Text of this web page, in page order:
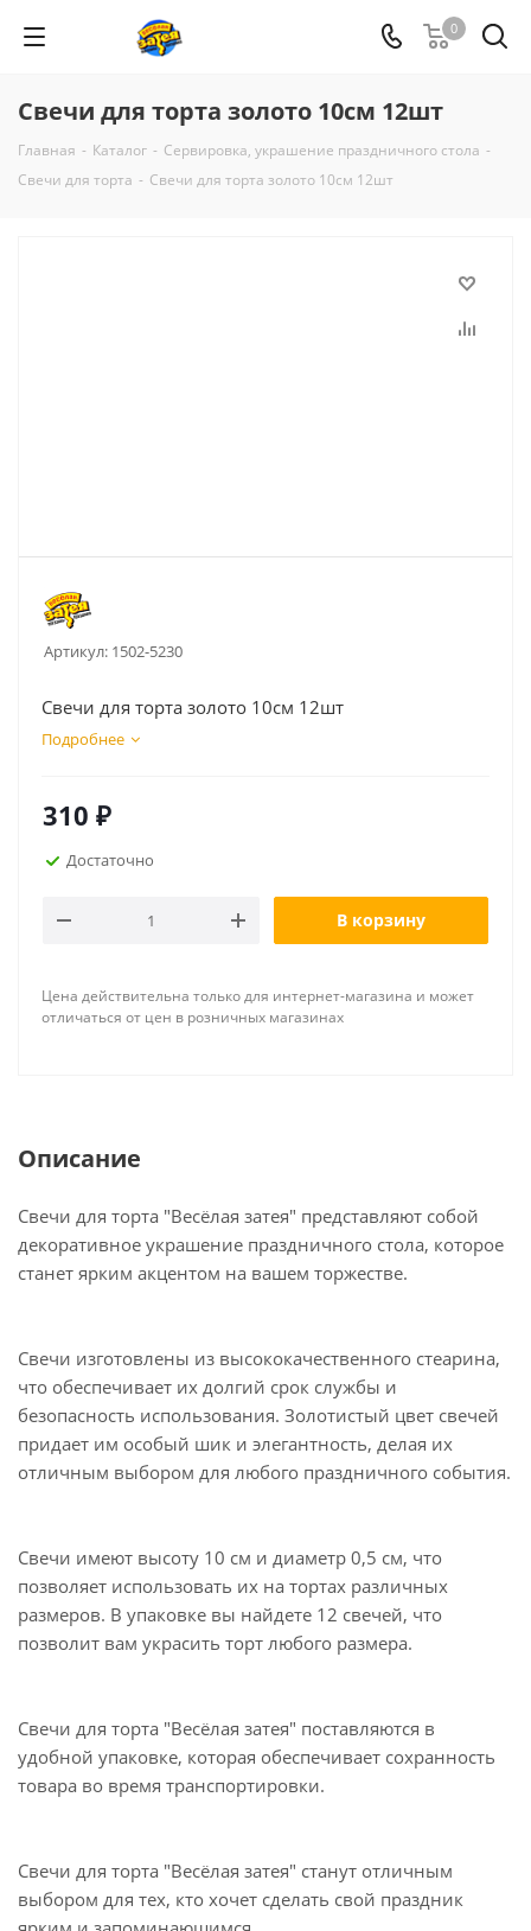
0
Свечи для торта золото 10см 12шт
Главная - Каталог - Сервировка, украшение праздничного стола -
Свечи для торта - Свечи для торта золото 10см 12шт
Артикул: 1502-5230
Свечи для торта золото 10см 12шт
Подробнее
310 ₽
Достаточно
В корзину
Цена действительна только для интернет-магазина и может
отличаться от цен в розничных магазинах
Описание
Свечи для торта "Весёлая затея" представляют собой
декоративное украшение праздничного стола, которое
станет ярким акцентом на вашем торжестве.
Свечи изготовлены из высококачественного стеарина,
что обеспечивает их долгий срок службы и
безопасность использования. Золотистый цвет свечей
придает им особый шик и элегантность, делая их
отличным выбором для любого праздничного события.
Свечи имеют высоту 10 см и диаметр 0,5 см, что
позволяет использовать их на тортах различных
размеров. В упаковке вы найдете 12 свечей, что
позволит вам украсить торт любого размера.
Свечи для торта "Весёлая затея" поставляются в
удобной упаковке, которая обеспечивает сохранность
товара во время транспортировки.
Свечи для торта "Весёлая затея" станут отличным
выбором для тех, кто хочет сделать свой праздник